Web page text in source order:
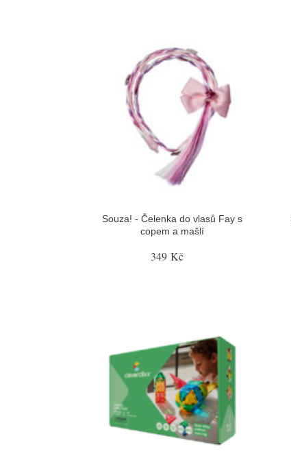
Souza! - Čelenka do vlasů Fay s
copem a mašlí
349 Kč